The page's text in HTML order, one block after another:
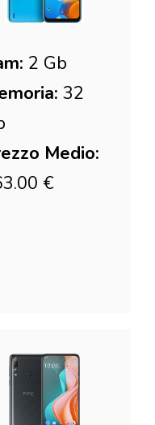
2 Gb
32
Medio:
€